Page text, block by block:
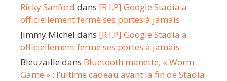
Ricky Sanford dans [R.I.P] Google Stadia a
officiellement fermé ses portes à jamais
Jimmy Michel dans [R.I.P] Google Stadia a
officiellement fermé ses portes à jamais
Bleuzaille dans Bluetooth manette, « Worm
Game » : l’ultime cadeau avant la fin de Stadia